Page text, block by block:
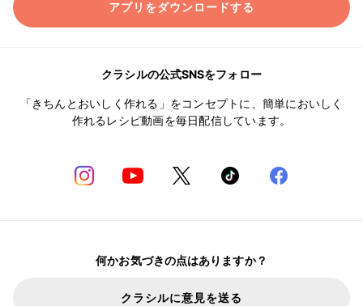
アプリをダウンロードする
クラシルの公式SNSをフォロー
「きちんとおいしく作れる」をコンセプトに、簡単においしく
作れるレシピ動画を毎日配信しています。
何かお気づきの点はありますか？
クラシルに意見を送る